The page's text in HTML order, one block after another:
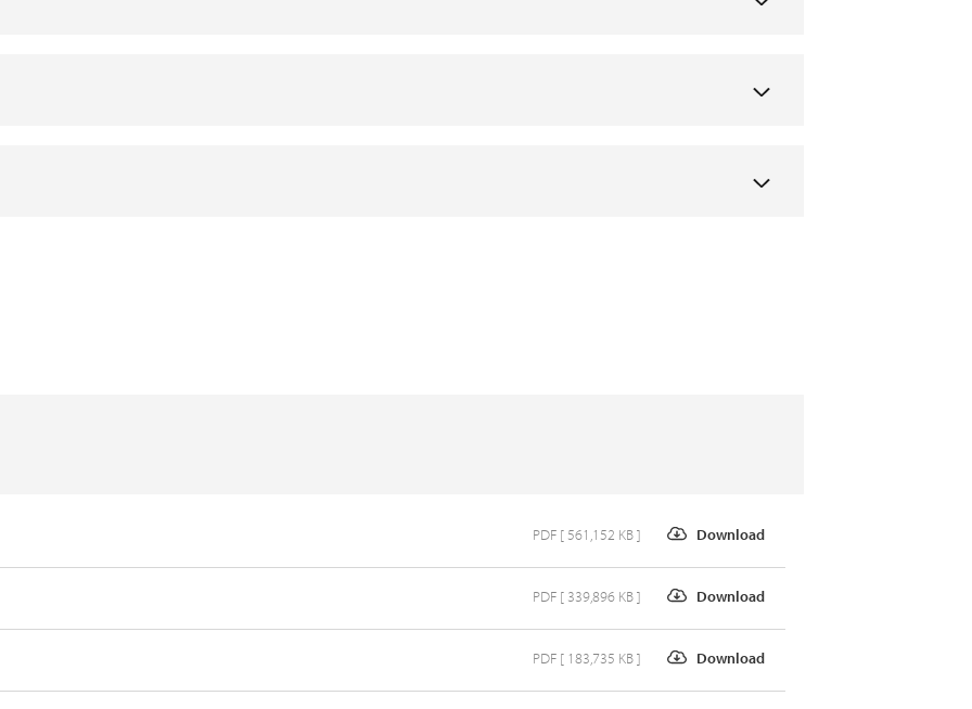
Download
PDF [ 561,152 KB ]
Download
PDF [ 339,896 KB ]
Download
PDF [ 183,735 KB ]